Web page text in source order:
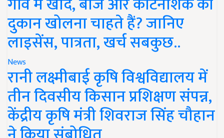
दुकान खोलना चाहते हैं? जानिए
लाइसेंस, पात्रता, खर्च सबकुछ..
News
रानी लक्ष्मीबाई कृषि विश्वविद्यालय में
तीन दिवसीय किसान प्रशिक्षण संपन्न,
केंद्रीय कृषि मंत्री शिवराज सिंह चौहान